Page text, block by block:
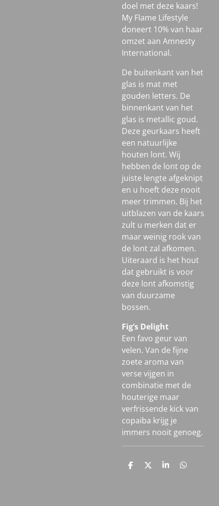
doel met deze kaars!
My Flame Lifestyle
doneert 10% van haar
omzet aan Amnesty
International.
De buitenkant van het
glas is mat met
gouden letters. De
binnenkant van het
glas is metallic goud.
Deze geurkaars heeft
een natuurlijke
houten lont. Wij
hebben de lont op de
juiste lengte afgeknipt
en u hoeft deze nooit
meer trimmen. Bij het
uitblazen van de kaars
zult u merken dat er
maar weinig rook van
de lont zal afkomen.
Uiteraard is het hout
dat gebruikt is voor
deze lont afkomstig
van duurzame
bossen.
Fig’s Delight
Een favo geur van
velen. Van de fijne
zoete aroma van
verse vijgen in
combinatie met de
houterige maar
verfrissende kick van
copaiba krijg je
immers nooit genoeg.
D
D
S
D